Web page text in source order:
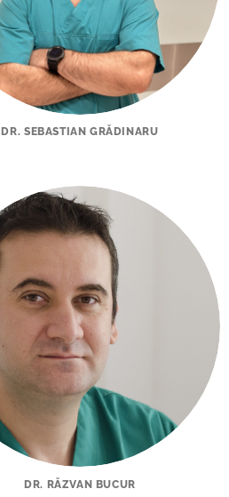
DR. SEBASTIAN GRĂDINARU
DR. RĂZVAN BUCUR